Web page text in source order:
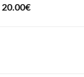
20.00€